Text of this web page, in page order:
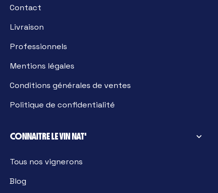
Contact
Livraison
Professionnels
Mentions légales
Conditions générales de ventes
Politique de confidentialité
CONNAITRE LE VIN NAT'
Tous nos vignerons
Blog